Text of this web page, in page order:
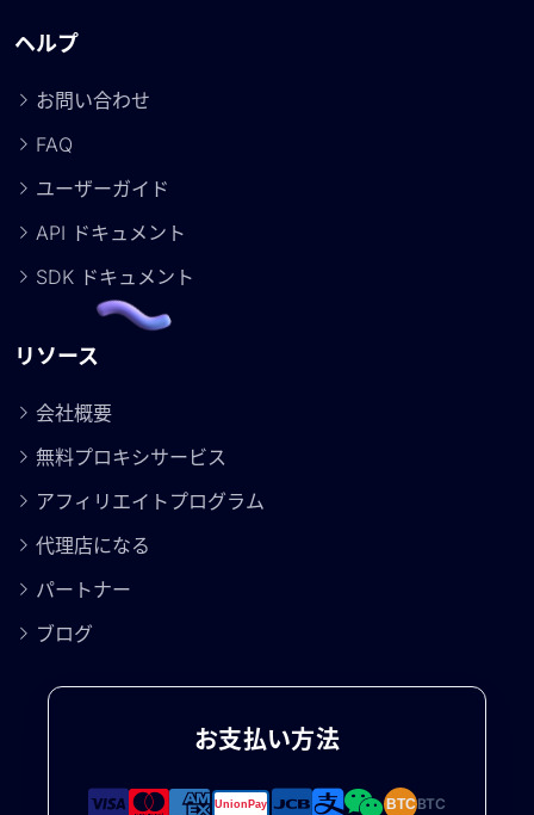
ヘルプ
お問い合わせ
FAQ
ユーザーガイド
API ドキュメント
SDK ドキュメント
リソース
会社概要
無料プロキシサービス
アフィリエイトプログラム
代理店になる
パートナー
ブログ
お支払い方法
BTCBTC